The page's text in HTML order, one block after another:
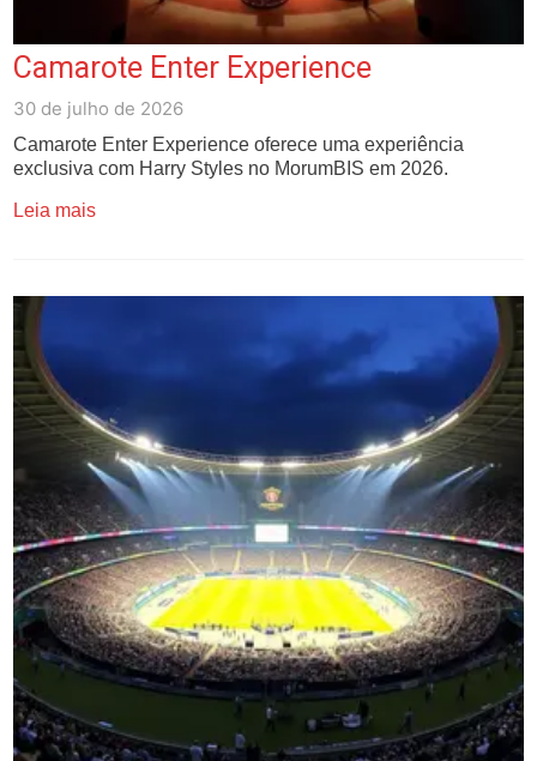
Camarote Enter Experience
30 de julho de 2026
Camarote Enter Experience oferece uma experiência
exclusiva com Harry Styles no MorumBIS em 2026.
Leia mais